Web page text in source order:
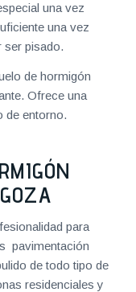
una vez
una vez
ser pisado.
de hormigón
Ofrece una
de entorno.
para
pavimentación
de todo tipo de
residenciales y